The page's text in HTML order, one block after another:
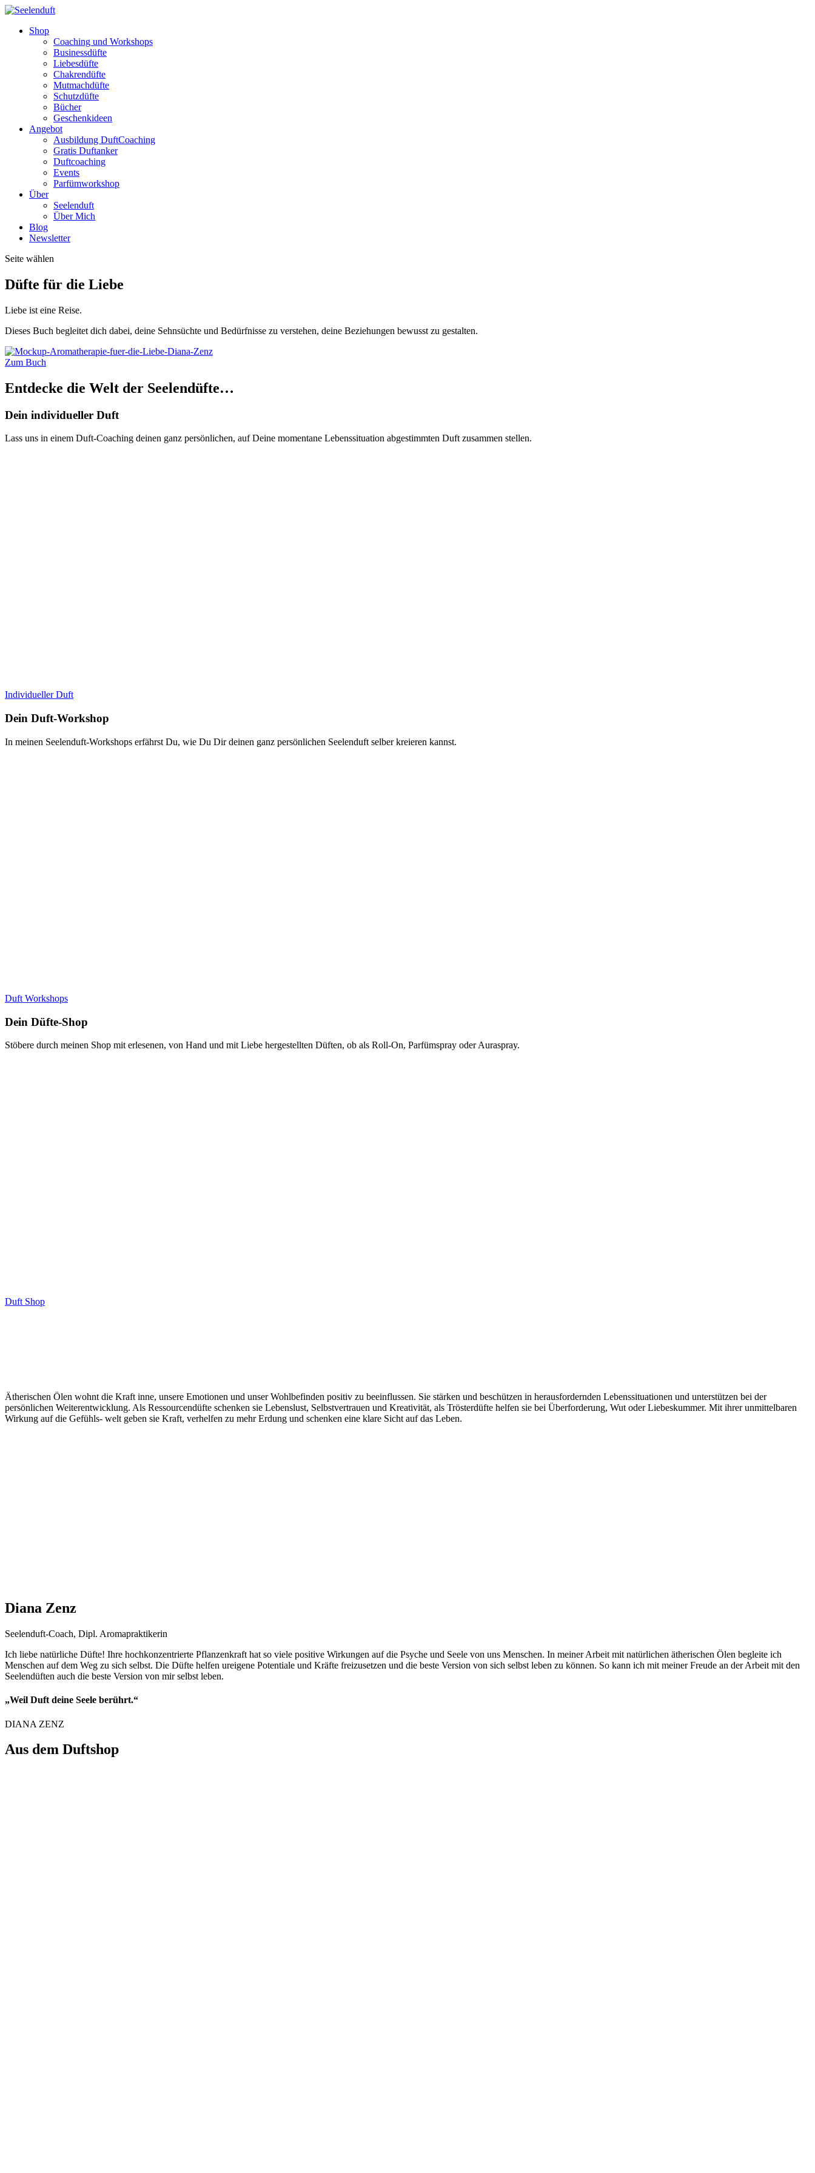
Shop
Coaching und Workshops
Businessdüfte
Liebesdüfte
Chakrendüfte
Mutmachdüfte
Schutzdüfte
Bücher
Geschenkideen
Angebot
Ausbildung DuftCoaching
Gratis Duftanker
Duftcoaching
Events
Parfümworkshop
Über
Seelenduft
Über Mich
Blog
Newsletter
Seite wählen
Düfte für die Liebe
Liebe ist eine Reise.
Dieses Buch begleitet dich dabei, deine Sehnsüchte und Bedürfnisse zu verstehen, deine Beziehungen bewusst zu gestalten.
Zum Buch
Entdecke die Welt der Seelendüfte…
Dein individueller Duft
Lass uns in einem Duft-Coaching deinen ganz persönlichen, auf Deine momentane Lebenssituation abgestimmten Duft zusammen stellen.
Individueller Duft
Dein Duft-Workshop
In meinen Seelenduft-Workshops erfährst Du, wie Du Dir deinen ganz persönlichen Seelenduft selber kreieren kannst.
Duft Workshops
Dein Düfte-Shop
Stöbere durch meinen Shop mit erlesenen, von Hand und mit Liebe hergestellten Düften, ob als Roll-On, Parfümspray oder Auraspray.
Duft Shop
Ätherischen Ölen wohnt die Kraft inne, unsere Emotionen und unser Wohlbefinden positiv zu beeinflussen. Sie stärken und beschützen in herausfordernden Lebenssituationen und unterstützen bei der
persönlichen Weiterentwicklung. Als Ressourcendüfte schenken sie Lebenslust, Selbstvertrauen und Kreativität, als Trösterdüfte helfen sie bei Überforderung, Wut oder Liebeskummer. Mit ihrer unmittelbaren
Wirkung auf die Gefühls- welt geben sie Kraft, verhelfen zu mehr Erdung und schenken eine klare Sicht auf das Leben.
Diana Zenz
Seelenduft-Coach, Dipl. Aromapraktikerin
Ich liebe natürliche Düfte! Ihre hochkonzentrierte Pflanzenkraft hat so viele positive Wirkungen auf die Psyche und Seele von uns Menschen. In meiner Arbeit mit natürlichen ätherischen Ölen begleite ich
Menschen auf dem Weg zu sich selbst. Die Düfte helfen ureigene Potentiale und Kräfte freizusetzen und die beste Version von sich selbst leben zu können. So kann ich mit meiner Freude an der Arbeit mit den
Seelendüften auch die beste Version von mir selbst leben.
„Weil Duft deine Seele berührt.“
DIANA ZENZ
Aus dem Duftshop